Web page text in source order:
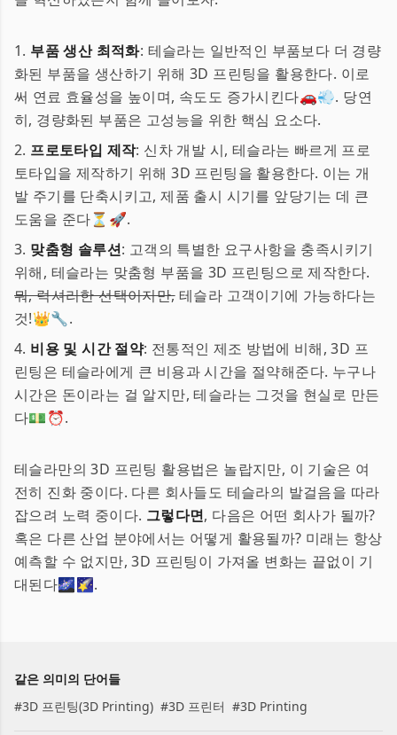
1. 부품 생산 최적화: 테슬라는 일반적인 부품보다 더 경량
화된 부품을 생산하기 위해 3D 프린팅을 활용한다. 이로
써 연료 효율성을 높이며, 속도도 증가시킨다🚗💨. 당연
히, 경량화된 부품은 고성능을 위한 핵심 요소다.
2. 프로토타입 제작: 신차 개발 시, 테슬라는 빠르게 프로
토타입을 제작하기 위해 3D 프린팅을 활용한다. 이는 개
발 주기를 단축시키고, 제품 출시 시기를 앞당기는 데 큰
도움을 준다⏳🚀.
3. 맞춤형 솔루션: 고객의 특별한 요구사항을 충족시키기
위해, 테슬라는 맞춤형 부품을 3D 프린팅으로 제작한다.
뭐, 럭셔리한 선택이지만,테슬라 고객이기에 가능하다는
것!👑🔧.
4. 비용 및 시간 절약: 전통적인 제조 방법에 비해, 3D 프
린팅은 테슬라에게 큰 비용과 시간을 절약해준다. 누구나
시간은 돈이라는 걸 알지만, 테슬라는 그것을 현실로 만든
다💵⏰.
테슬라만의 3D 프린팅 활용법은 놀랍지만, 이 기술은 여
전히 진화 중이다. 다른 회사들도 테슬라의 발걸음을 따라
잡으려 노력 중이다. 그렇다면, 다음은 어떤 회사가 될까?
혹은 다른 산업 분야에서는 어떻게 활용될까? 미래는 항상
예측할 수 없지만, 3D 프린팅이 가져올 변화는 끝없이 기
대된다🌌🌠.
같은 의미의 단어들
#3D 프린팅(3D Printing) #3D 프린터 #3D Printing